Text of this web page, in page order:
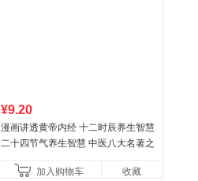
¥9.20
漫画讲透黄帝内经 十二时辰养生智慧
二十四节气养生智慧 中医八大名著之
加入购物车
收藏